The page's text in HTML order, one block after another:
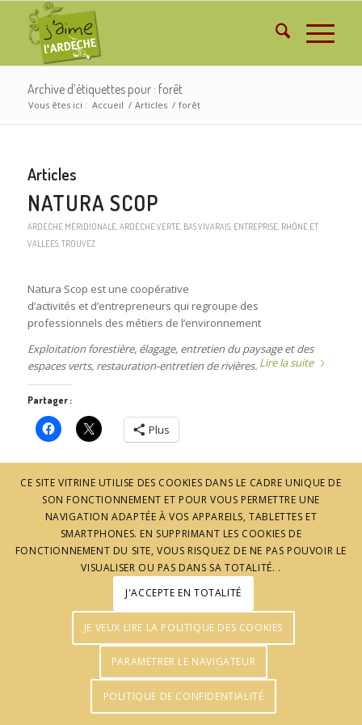
Archive d’étiquettes pour : forêt
Vous êtes ici : Accueil / Articles / forêt
Articles
NATURA SCOP
ARDÈCHE MÉRIDIONALE, ARDÈCHE VERTE, BAS VIVARAIS, ENTREPRISE, RHÔNE ET
VALLÉES, TROUVEZ
Natura Scop est une coopérative
d’activités et d’entrepreneurs qui regroupe des
professionnels des métiers de l’environnement
Exploitation forestière, élagage, entretien du paysage et des
espaces verts, restauration-entretien de rivières. Lire la suite
Partager :
Plus
© J'aime l'Ardèche - Réalisation :
CE SITE VITRINE UTILISE DES COOKIES DANS LE CADRE UNIQUE DE
SON FONCTIONNEMENT ET POUR VOUS PERMETTRE UNE
NAVIGATION ADAPTÉE À VOS APPAREILS, TABLETTES ET
SMARTPHONES. EN SUPPRIMANT LES COOKIES DE
FONCTIONNEMENT DU SITE, VOUS RISQUEZ DE NE PAS POUVOIR LE
VISUALISER OU PAS DANS SA TOTALITÉ. .
J'ACCEPTE EN TOTALITÉ
JE VEUX LIRE LA POLITIQUE DES COOKIES
PARAMÉTRER LE NAVIGATEUR
POLITIQUE DE CONFIDENTIALITÉ